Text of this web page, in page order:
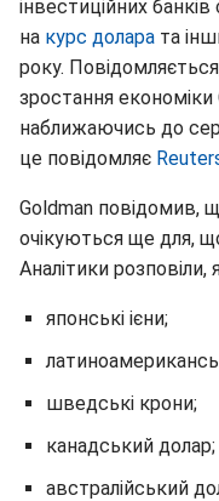
інвестиційних
на курс долара та
року.
зростання
наближаючись до
це повідомляє
Goldman повідомив,
очікуються ще для,
Аналітики
японські ієни;
шведські крони;
канадський долар;
австралійський